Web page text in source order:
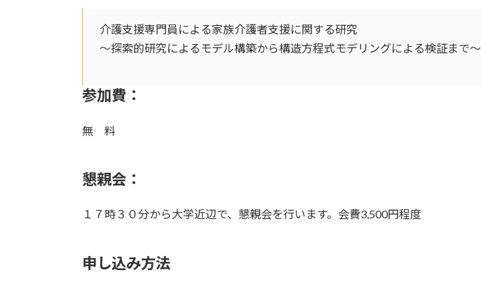
介護支援専門員による家族介護者支援に関する研究
～探索的研究によるモデル構築から構造方程式モデリングによる検証まで～
参加費：
無 料
懇親会：
１７時３０分から大学近辺で、懇親会を行います。会費3,500円程度
申し込み方法